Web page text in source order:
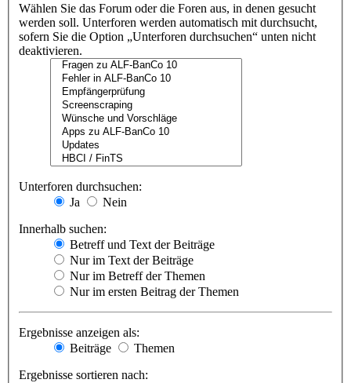
Wählen Sie das Forum oder die Foren aus, in denen gesucht
werden soll. Unterforen werden automatisch mit durchsucht,
sofern Sie die Option „Unterforen durchsuchen“ unten nicht
deaktivieren.
Unterforen durchsuchen:
Ja
Nein
Innerhalb suchen:
Betreff und Text der Beiträge
Nur im Text der Beiträge
Nur im Betreff der Themen
Nur im ersten Beitrag der Themen
Ergebnisse anzeigen als:
Beiträge
Themen
Ergebnisse sortieren nach: